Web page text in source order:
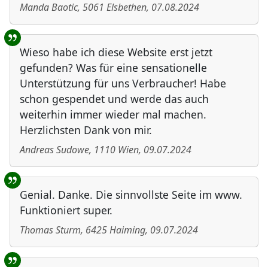
Manda Baotic, 5061 Elsbethen, 07.08.2024
Wieso habe ich diese Website erst jetzt
gefunden? Was für eine sensationelle
Unterstützung für uns Verbraucher! Habe
schon gespendet und werde das auch
weiterhin immer wieder mal machen.
Herzlichsten Dank von mir.
Andreas Sudowe, 1110 Wien, 09.07.2024
Genial. Danke. Die sinnvollste Seite im www.
Funktioniert super.
Thomas Sturm, 6425Haiming, 09.07.2024